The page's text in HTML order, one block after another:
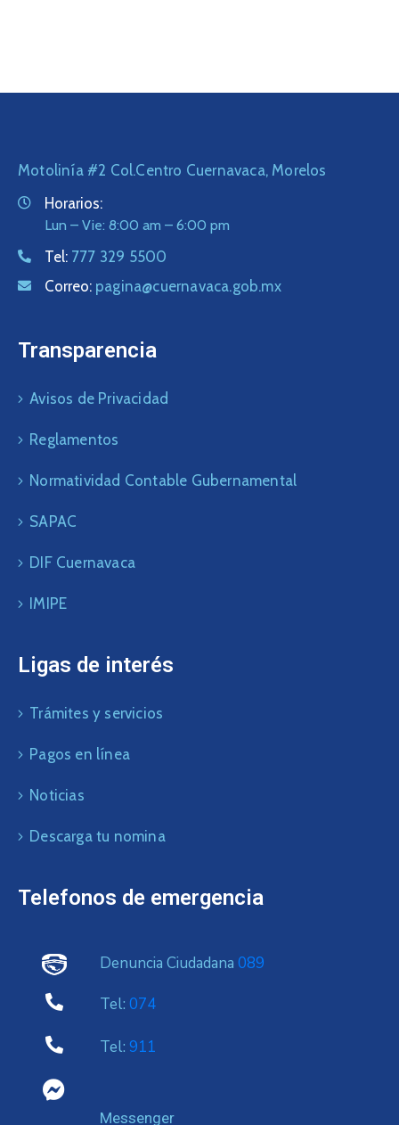
Motolinía #2 Col.Centro Cuernavaca, Morelos
Horarios:
Lun – Vie: 8:00 am – 6:00 pm
Tel: 777 329 5500
Correo: pagina@cuernavaca.gob.mx
Transparencia
Avisos de Privacidad
Reglamentos
Normatividad Contable Gubernamental
SAPAC
DIF Cuernavaca
IMIPE
Ligas de interés
Trámites y servicios
Pagos en línea
Noticias
Descarga tu nomina
Telefonos de emergencia
Denuncia Ciudadana 089
Tel: 074
Tel: 911
Messenger